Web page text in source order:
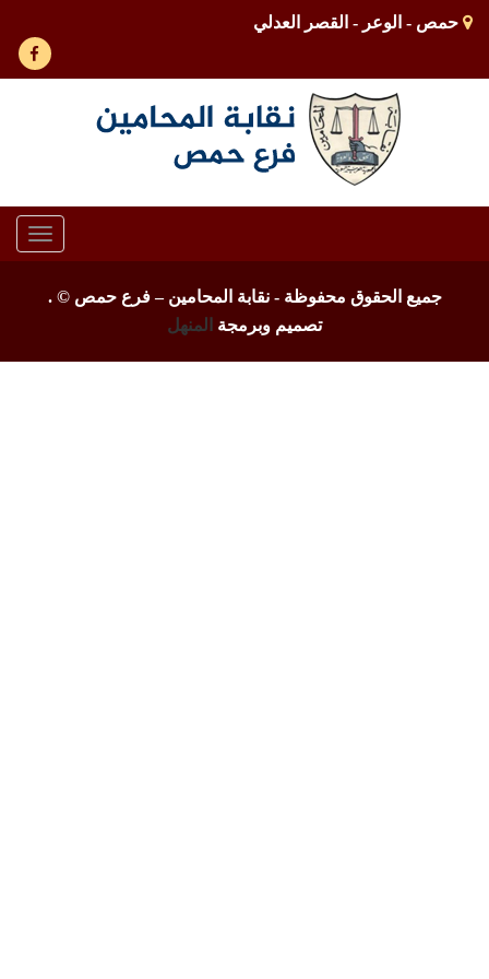
حمص - الوعر - القصر العدلي
جميع الحقوق محفوظة - نقابة المحامين – فرع حمص ©.
تصميم وبرمجة
المنهل